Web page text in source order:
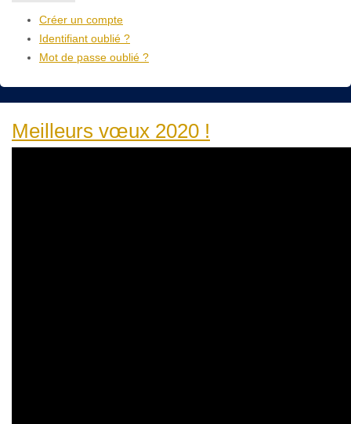
Créer un compte
Identifiant oublié ?
Mot de passe oublié ?
Meilleurs vœux 2020 !